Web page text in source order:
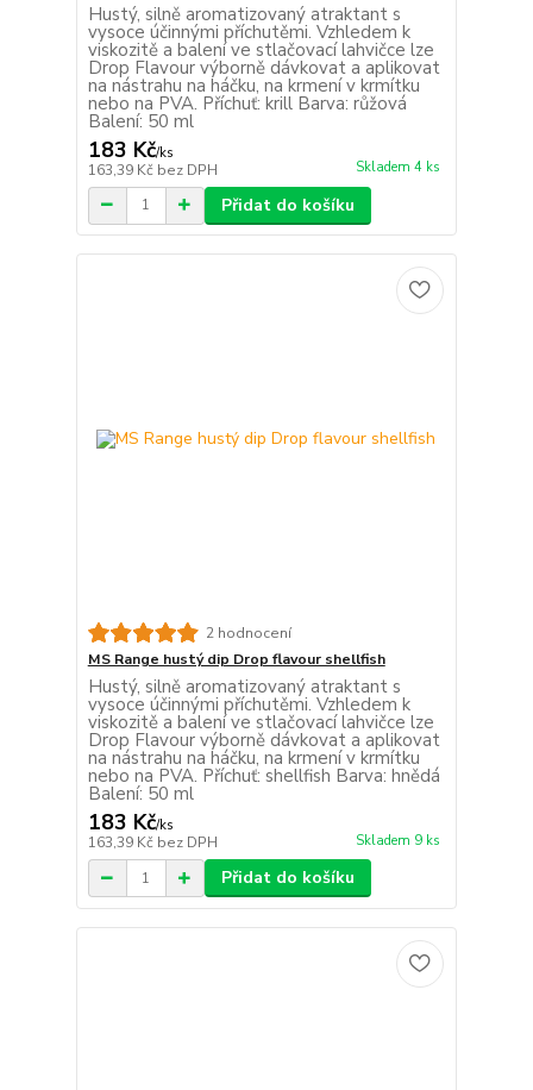
Hustý, silně aromatizovaný atraktant s
vysoce účinnými příchutěmi. Vzhledem k
viskozitě a balení ve stlačovací lahvičce lze
Drop Flavour výborně dávkovat a aplikovat
na nástrahu na háčku, na krmení v krmítku
nebo na PVA. Příchuť: krill Barva: růžová
Balení: 50 ml
183 Kč/ks
163,39 Kč bez DPH Skladem 4 ks
Přidat do košíku
2 hodnocení
MS Range hustý dip Drop flavour shellfish
Hustý, silně aromatizovaný atraktant s
vysoce účinnými příchutěmi. Vzhledem k
viskozitě a balení ve stlačovací lahvičce lze
Drop Flavour výborně dávkovat a aplikovat
na nástrahu na háčku, na krmení v krmítku
nebo na PVA. Příchuť: shellfish Barva: hnědá
Balení: 50 ml
183 Kč/ks
163,39 Kč bez DPH Skladem 9 ks
Přidat do košíku